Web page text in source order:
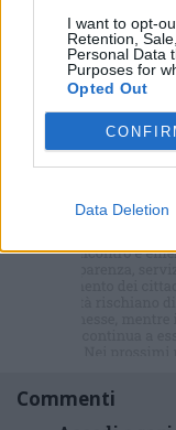
I want to opt-
Retention,
Personal Data
Purposes for
Opted Out
Data Deletion
Commenti